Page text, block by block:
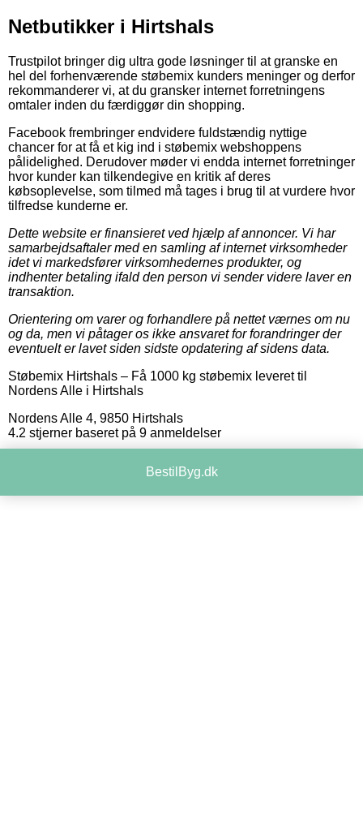
Netbutikker i Hirtshals
Trustpilot bringer dig ultra gode løsninger til at granske en
hel del forhenværende støbemix kunders meninger og derfor
rekommanderer vi, at du gransker internet forretningens
omtaler inden du færdiggør din shopping.
Facebook frembringer endvidere fuldstændig nyttige
chancer for at få et kig ind i støbemix webshoppens
pålidelighed. Derudover møder vi endda internet forretninger
hvor kunder kan tilkendegive en kritik af deres
købsoplevelse, som tilmed må tages i brug til at vurdere hvor
tilfredse kunderne er.
Dette website er finansieret ved hjælp af annoncer. Vi har
samarbejdsaftaler med en samling af internet virksomheder
idet vi markedsfører virksomhedernes produkter, og
indhenter betaling ifald den person vi sender videre laver en
transaktion.
Orientering om varer og forhandlere på nettet værnes om nu
og da, men vi påtager os ikke ansvaret for forandringer der
eventuelt er lavet siden sidste opdatering af sidens data.
Støbemix Hirtshals – Få 1000 kg støbemix leveret til
Nordens Alle i Hirtshals
Nordens Alle 4, 9850 Hirtshals
4.2 stjerner baseret på 9 anmeldelser
BestilByg.dk